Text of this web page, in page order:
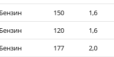
Бензин 150 1,6
Бензин 120 1,6
Бензин 177 2,0